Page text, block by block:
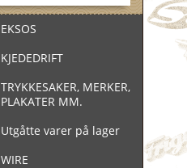
EKSOS
KJEDEDRIFT
TRYKKESAKER, MERKER,
PLAKATER MM.
Utgåtte varer på lager
WIRE